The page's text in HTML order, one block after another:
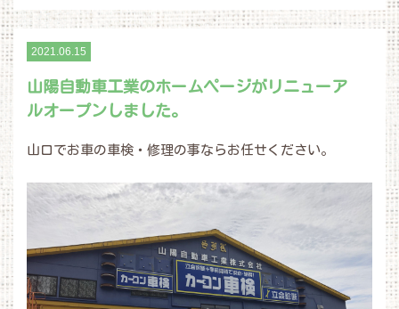
2021.06.15
山陽自動車工業のホームページがリニューア
ルオープンしました。
山口でお車の車検・修理の事ならお任せください。